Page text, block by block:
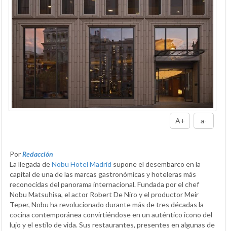
A+ a-
PorRedacción
La llegada deNobu Hotel Madrid supone el desembarco en la
capital de una de las marcas gastronómicas y hoteleras más
reconocidas del panorama internacional. Fundada por el chef
Nobu Matsuhisa, el actor Robert De Niro y el productor Meir
Teper, Nobu ha revolucionado durante más de tres décadas la
cocina contemporánea convirtiéndose en un auténtico icono del
lujo y el estilo de vida. Sus restaurantes, presentes en algunas de